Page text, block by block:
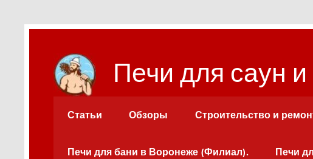
содержимому
Печи для саун
Статьи Обзоры Строительство и
Печи для бани в Воронеже (Филиал). Печи